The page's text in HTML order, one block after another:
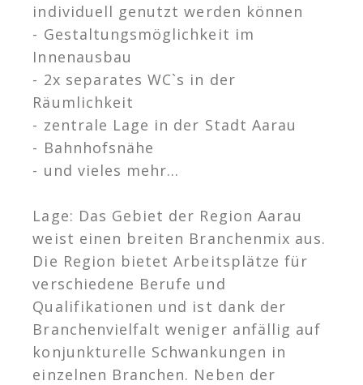
individuell genutzt werden können
- Gestaltungsmöglichkeit im
Innenausbau
- 2x separates WC`s in der
Räumlichkeit
- zentrale Lage in der Stadt Aarau
- Bahnhofsnähe
- und vieles mehr…
Lage: Das Gebiet der Region Aarau
weist einen breiten Branchenmix aus.
Die Region bietet Arbeitsplätze für
verschiedene Berufe und
Qualifikationen und ist dank der
Branchenvielfalt weniger anfällig auf
konjunkturelle Schwankungen in
einzelnen Branchen. Neben der